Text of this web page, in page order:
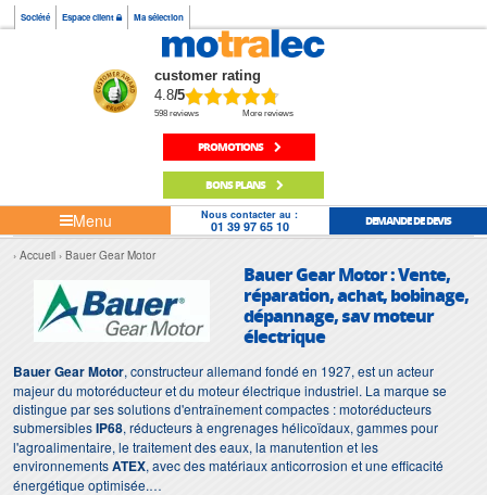
Société Espace client Ma sélection
customer rating
4.8/5
598 reviews More reviews
PROMOTIONS
BONS PLANS
Menu Nous contacter au :
01 39 97 65 10 DEMANDE DE DEVIS
Accueil Bauer Gear Motor
Bauer Gear Motor : Vente,
réparation, achat, bobinage,
dépannage, sav moteur
électrique
Bauer Gear Motor, constructeur allemand fondé en 1927, est un acteur
majeur du motoréducteur et du moteur électrique industriel. La marque se
distingue par ses solutions d'entraînement compactes : motoréducteurs
submersiblesIP68, réducteurs à engrenages hélicoïdaux, gammes pour
l'agroalimentaire, le traitement des eaux, la manutention et les
environnementsATEX, avec des matériaux anticorrosion et une efficacité
énergétique optimisée.